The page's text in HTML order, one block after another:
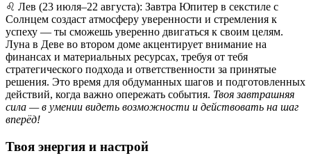
♌️ Лев (23 июля–22 августа): Завтра Юпитер в секстиле с
Солнцем создаст атмосферу уверенности и стремления к
успеху — ты сможешь уверенно двигаться к своим целям.
Луна в Деве во втором доме акцентирует внимание на
финансах и материальных ресурсах, требуя от тебя
стратегического подхода и ответственности за принятые
решения. Это время для обдуманных шагов и подготовленных
действий, когда важно опережать события. Твоя завтрашняя
сила — в умении видеть возможности и действовать на шаг
вперёд!
Твоя энергия и настрой